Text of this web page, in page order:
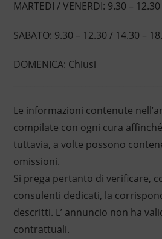
MARTEDI / VENERDI: 9.30 –
SABATO: 9.30 – 12.30 / 14.30 –
DOMENICA: Chiusi
Le informazioni contenute
compilate con ogni cura
tuttavia, a volte possono
omissioni.
Si prega pertanto di verificare,
consulenti dedicati, la
descritti. L’ annuncio non ha
contrattuali.